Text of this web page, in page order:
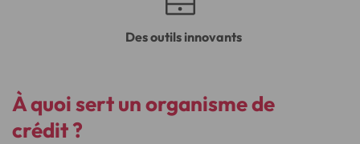
Des outils innovants
À quoi sert un organisme de
crédit ?